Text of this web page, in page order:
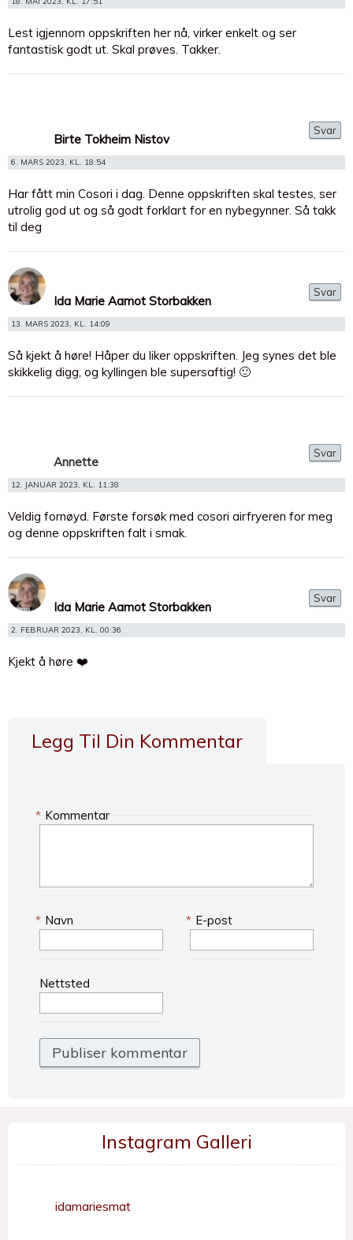
Lest igjennom oppskriften her nå, virker enkelt og ser
fantastisk godt ut. Skal prøves. Takker.
Birte Tokheim Nistov
6. MARS 2023, KL. 18:54
Har fått min Cosori i dag. Denne oppskriften skal testes, ser
utrolig god ut og så godt forklart for en nybegynner. Så takk
til deg
Svar
Ida Marie Aamot Storbakken
13. MARS 2023, KL. 14:09
Så kjekt å høre! Håper du liker oppskriften. Jeg synes det ble
skikkelig digg, og kyllingen ble supersaftig! 🙂
Svar
Annette
12. JANUAR 2023, KL. 11:38
Veldig fornøyd. Første forsøk med cosori airfryeren for meg
og denne oppskriften falt i smak.
Svar
Ida Marie Aamot Storbakken
2. FEBRUAR 2023, KL. 00:36
Kjekt å høre ❤️
Svar
Legg Til Din Kommentar
Kommentar
*
Navn
* E-post
*
Nettsted
Instagram Galleri
idamariesmat